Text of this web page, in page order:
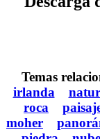
Temas
irlanda
roca
moher